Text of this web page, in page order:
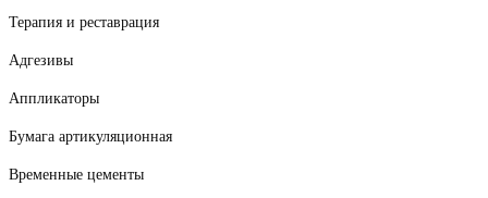
Терапия и реставрация
Адгезивы
Аппликаторы
Бумага артикуляционная
Временные цементы